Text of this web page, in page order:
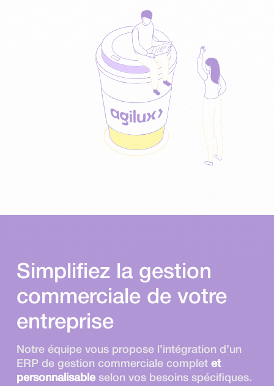
Simplifiez la gestion
commerciale de votre
entreprise
Notre équipe vous propose l’intégration d’un
ERP de gestion commerciale complet et
personnalisableselon vos besoins spécifiques.